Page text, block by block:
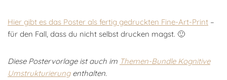
Hier gibt es das Poster als fertig gedruckten Fine-Art-Print –
für den Fall, dass du nicht selbst drucken magst. 🙂
Diese Postervorlage ist auch im Themen-Bundle Kognitive
Umstrukturierungenthalten.